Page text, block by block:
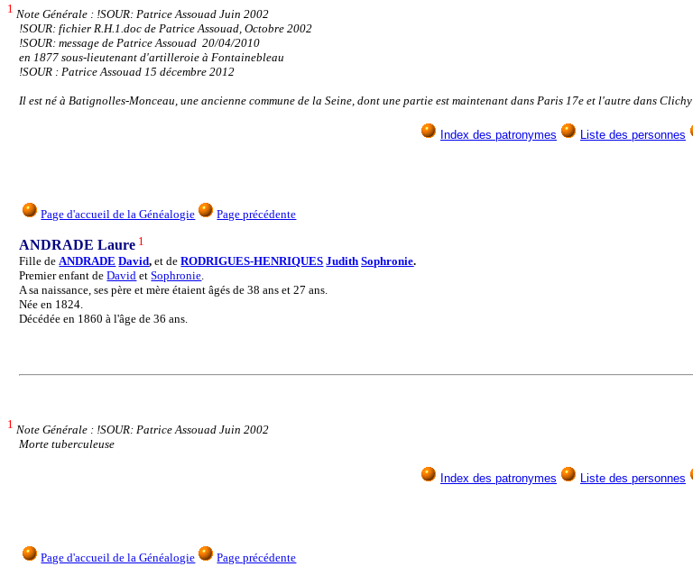
1 Note Générale : !SOUR: Patrice Assouad Juin 2002
!SOUR: fichier R.H.1.doc de Patrice Assouad, Octobre 2002
!SOUR: message de Patrice Assouad 20/04/2010
en 1877 sous-lieutenant d'artilleroie à Fontainebleau
!SOUR : Patrice Assouad 15 décembre 2012
Il est né à Batignolles-Monceau, une ancienne commune de la Seine, dont une partie est maintenant dans Paris 17e et l'autre dans Clichy
Index des patronymes Liste des personnes
Page d'accueil de la Généalogie Page précédente
ANDRADE Laure 1
Fille de ANDRADE David,et deRODRIGUES-HENRIQUES Judith Sophronie.
Premier enfant deDavid etSophronie
A sa naissance, ses père et mère étaient âgés de 38 ans et 27 ans.
Née en 1824.
Décédée en 1860 à l'âge de 36 ans.
1 Note Générale : !SOUR: Patrice Assouad Juin 2002
Morte tuberculeuse
Index des patronymes Liste des personnes
Page d'accueil de la Généalogie Page précédente